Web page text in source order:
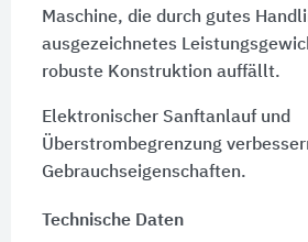
Maschine, die durch gutes
ausgezeichnetes
robuste Konstruktion auffällt.
Elektronischer Sanftanlauf und
Überstrombegrenzung
Gebrauchseigenschaften.
Technische Daten